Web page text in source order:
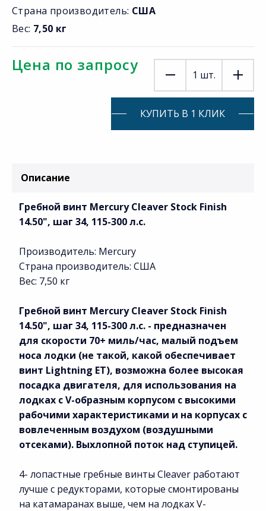
Страна производитель: США
Вес: 7,50 кг
Цена по запросу
1 шт.
КУПИТЬ В 1 КЛИК
Описание
Гребной винт Mercury Cleaver Stock Finish
14.50", шаг 34, 115-300 л.с.
Производитель: Mercury
Страна производитель: США
Вес: 7,50 кг
Гребной винт Mercury Cleaver Stock Finish
14.50", шаг 34, 115-300 л.с. - предназначен
для скорости 70+ миль/час, малый подъем
носа лодки (не такой, какой обеспечивает
винт Lightning ET), возможна более высокая
посадка двигателя, для использования на
лодках с V-образным корпусом с высокими
рабочими характеристиками и на корпусах с
вовлеченным воздухом (воздушными
отсеками). Выхлопной поток над ступицей.
4- лопастные гребные винты Cleaver работают
лучше с редукторами, которые смонтированы
на катамаранах выше, чем на лодках V-